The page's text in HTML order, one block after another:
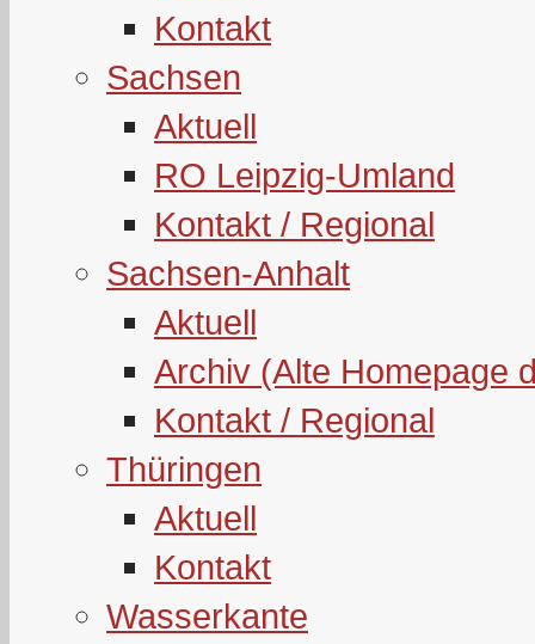
Kontakt
Sachsen
Aktuell
RO Leipzig-Umland
Kontakt / Regional
Sachsen-Anhalt
Aktuell
Archiv (Alte Homepage
Kontakt / Regional
Thüringen
Aktuell
Kontakt
Wasserkante